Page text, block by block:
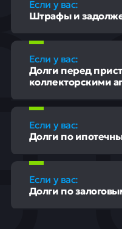
Если у вас:
Штрафы и
Если у вас:
Долги перед
коллекторскими
Если у вас:
Долги по
Если у вас:
Долги по